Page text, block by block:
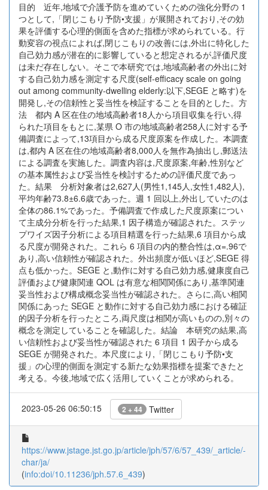
目的 近年,地域で介護予防を進めていくための強化分野の 1
つとして,「閉じこもり予防•支援」が展開されており,その効
果を評価する心理的側面を含めた指標が求められている。行
動変容の視点によれば,閉じこもりの改善には,外出に特化した
自己効力感が潜在的に影響していると想定されるが,評価尺度
は未だ存在しない。そこで本研究では,地域高齢者の外出に対
する自己効力感を測定する尺度(self-efficacy scale on going
out among community-dwelling elderly:以下,SEGE と略す)を
開発し,その信頼性と妥当性を検証することを目的とした。方
法 都内 A 区在住の地域高齢者18人から項目収集を行い,得
られた項目をもとに,某県 O 市の地域高齢者258人に対する予
備調査によって,13項目から成る尺度原案を作成した。本調査
は,都内 A 区在住の地域高齢者8,000人を無作為抽出し,郵送法
による調査を実施した。調査内容は,尺度原案,年齢,性別など
の基本属性および妥当性を検討するための評価尺度であっ
た。結果 分析対象者は2,627人(男性1,145人,女性1,482人),
平均年齢73.8±6.6歳であった。週 1 回以上,外出していたのは
全体の86.1%であった。予備調査で作成した尺度原案につい
て主成分分析を行った結果,1 因子構造が確認された。ステッ
プワイズ因子分析による項目精選を行った結果,6 項目から成
る尺度が開発された。これら 6 項目の内的整合性は,α=.96で
あり,高い信頼性が確認された。外出頻度が低いほど,SEGE 得
点も低かった。SEGE と,動作に対する自己効力感,健康度自己
評価および健康関連 QOL は有意な相関関係にあり,基準関連
妥当性および構成概念妥当性が確認された。さらに,高い相関
関係にあった SEGE と動作に対する自己効力感における確証
的因子分析を行ったところ,両尺度は相関が高いものの,別々の
概念を測定していることを確認した。結論 本研究の結果,高
い信頼性および妥当性が確認された 6 項目 1 因子から成る
SEGE が開発された。本尺度により,「閉じこもり予防•支
援」の心理的側面を測定する新たな効果指標を提案できたと
考える。今後,地域で広く活用していくことが求められる。
2023-05-26 06:50:15 2 + 44 Twitter
https://www.jstage.jst.go.jp/article/jph/57/6/57_439/_article/-
char/ja/
(info:doi/10.11236/jph.57.6_439)